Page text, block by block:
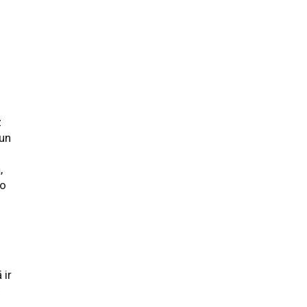
ir